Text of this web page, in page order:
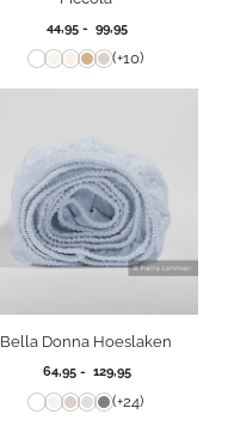
44,95 - 99,95Prijsklasse:
tot
(+10)
Bella Donna Hoeslaken
64,95 - 129,95Prijsklasse:
tot
(+24)